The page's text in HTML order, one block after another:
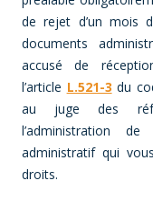
de rejet d’un mois
documents
accusé de
l’article L.521-3 du
au juge des
l’administration
administratif qui
droits.